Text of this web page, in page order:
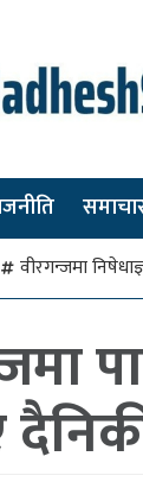
वीरगन्जमा